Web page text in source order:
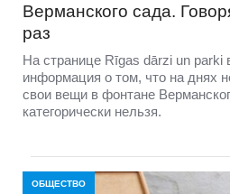
Верманского сада.
раз
На странице Rīgas dārzi un parki
информация о том, что на днях
свои вещи в фонтане
категорически нельзя.
ОБЩЕСТВО